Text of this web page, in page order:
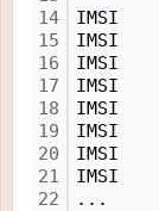
14
15
16
17
18
19
20
21
22
IMSI
IMSI
IMSI
IMSI
IMSI
IMSI
IMSI
IMSI
...